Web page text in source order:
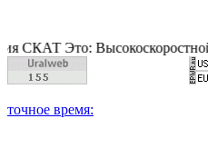
Это: Высокоскоростной